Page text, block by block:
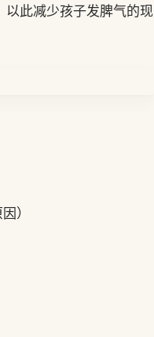
此减少孩子发脾气的现
）